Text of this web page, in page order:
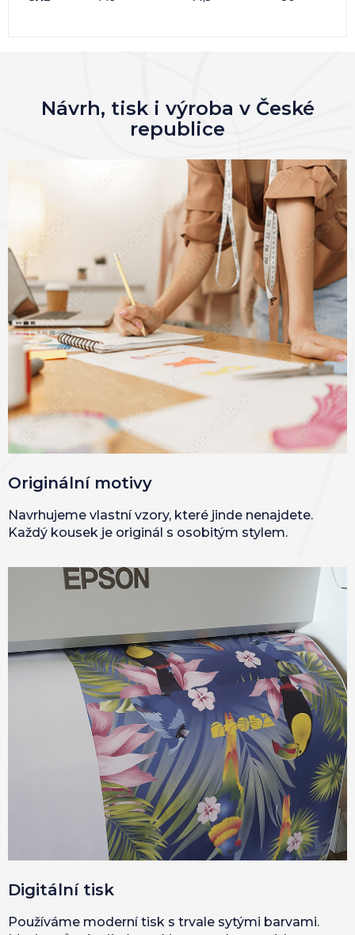
Návrh, tisk i výroba v České
republice
Originální motivy
Navrhujeme vlastní vzory, které jinde nenajdete.
Každý kousek je originál s osobitým stylem.
Digitální tisk
Používáme moderní tisk s trvale sytými barvami.